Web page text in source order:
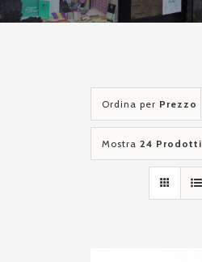
Ordina per Prezzo
Mostra 24 Prodotti